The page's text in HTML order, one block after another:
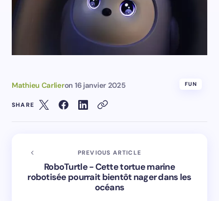
Mathieu Carlieron 16 janvier 2025 FUN
SHARE
PREVIOUS ARTICLE
RoboTurtle - Cette tortue marine
robotisée pourrait bientôt nager dans les
océans